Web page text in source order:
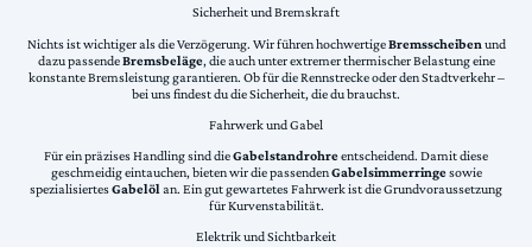
Sicherheit und Bremskraft
Nichts ist wichtiger als die Verzögerung. Wir führen hochwertigeBremsscheiben und
dazu passendeBremsbeläge, die auch unter extremer thermischer Belastung eine
konstante Bremsleistung garantieren. Ob für die Rennstrecke oder den Stadtverkehr –
bei uns findest du die Sicherheit, die du brauchst.
Fahrwerk und Gabel
Für ein präzises Handling sind dieGabelstandrohreentscheidend. Damit diese
geschmeidig eintauchen, bieten wir die passendenGabelsimmerringesowie
spezialisiertesGabelölan. Ein gut gewartetes Fahrwerk ist die Grundvoraussetzung
für Kurvenstabilität.
Elektrik und Sichtbarkeit